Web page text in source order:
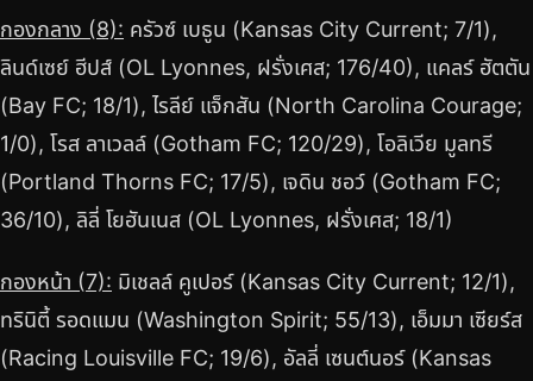
กองกลาง (8): ครัวซ์ เบธูน (Kansas City Current; 7/1),
ลินด์เซย์ ฮีปส์ (OL Lyonnes, ฝรั่งเศส; 176/40), แคลร์ ฮัตตัน
(Bay FC; 18/1), ไรลีย์ แจ็กสัน (North Carolina Courage;
1/0), โรส ลาเวลล์ (Gotham FC; 120/29), โอลิเวีย มูลทรี
(Portland Thorns FC; 17/5), เจดิน ชอว์ (Gotham FC;
36/10), ลิลี่ โยฮันเนส (OL Lyonnes, ฝรั่งเศส; 18/1)
กองหน้า (7): มิเชลล์ คูเปอร์ (Kansas City Current; 12/1),
ทรินิตี้ รอดแมน (Washington Spirit; 55/13), เอ็มมา เซียร์ส
(Racing Louisville FC; 19/6), อัลลี่ เซนต์นอร์ (Kansas